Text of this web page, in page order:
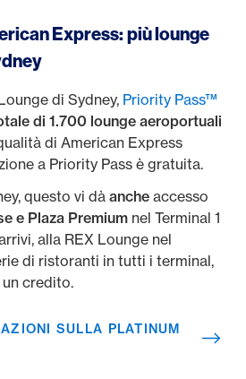
Express: più lounge
di Sydney, Priority Pass™
di 1.700 lounge aeroportuali
di American Express
a Priority Pass è gratuita.
questo vi dà anche accesso
e Plaza Premium nel Terminal 1
alla REX Lounge nel
di ristoranti in tutti i terminal,
credito.
SULLA PLATINUM